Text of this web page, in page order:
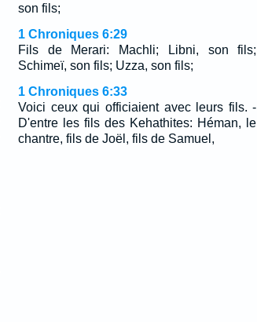
son fils;
1 Chroniques 6:29
Fils de Merari: Machli; Libni, son fils;
Schimeï, son fils; Uzza, son fils;
1 Chroniques 6:33
Voici ceux qui officiaient avec leurs fils. -
D'entre les fils des Kehathites: Héman, le
chantre, fils de Joël, fils de Samuel,